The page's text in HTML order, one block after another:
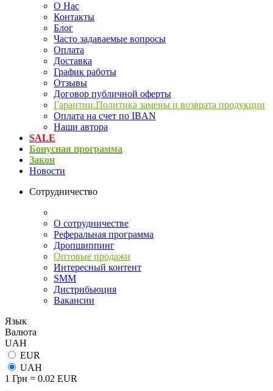
О Нас
Контакты
Блог
Часто задаваемые вопросы
Оплата
Доставка
График работы
Отзывы
Договор публичной оферты
Гарантии.Политика замены и возврата продукции
Оплата на счет по IBAN
Наши автора
SALE
Бонусная программа
Закон
Новости
Сотрудничество
О сотрудничестве
Реферальная программа
Дропшиппинг
Оптовые продажи
Интересный контент
SMM
Дистрибьюция
Вакансии
Язык
Валюта
UAH
EUR
UAH
1 Грн = 0.02 EUR